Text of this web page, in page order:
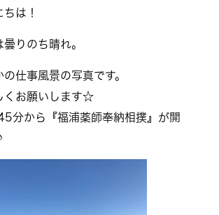
は！
りのち晴れ。
仕事風景の写真です。
くお願いします☆
分から『福浦薬師奉納相撲』が開